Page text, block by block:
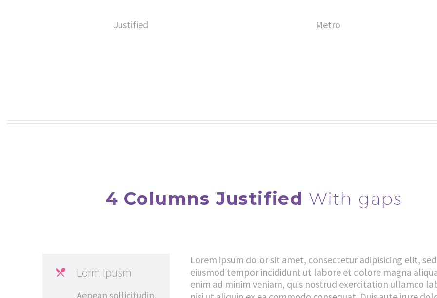
Justified Metro
4 Columns Justified With gaps
 Lorm Ipusm
Aenean sollicitudin,
Lorem ipsum dolor sit amet, consectetur adipisicing elit,
eiusmod tempor incididunt ut labore et dolore magna
enim ad minim veniam, quis nostrud exercitation ullamco